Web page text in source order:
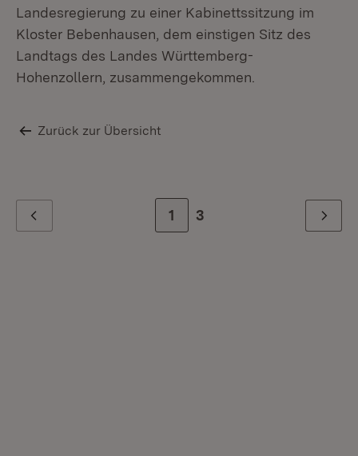
Landesregierung zu einer Kabinettssitzung im
Kloster Bebenhausen, dem einstigen Sitz des
Landtags des Landes Württemberg-
Hohenzollern, zusammengekommen.
Zurück zur Übersicht
Zur Seite
1 Zur letzten Seite
3 Weiter